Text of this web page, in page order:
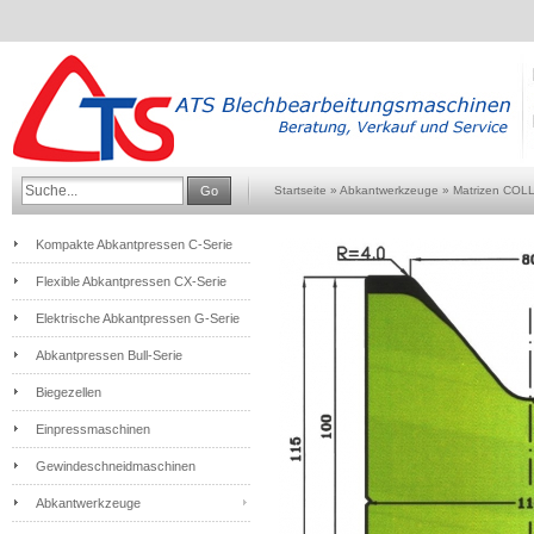
Go Startseite » Abkantwerkzeuge » Matrizen
Kompakte Abkantpressen C-Serie
Flexible Abkantpressen CX-Serie
Elektrische Abkantpressen G-Serie
Abkantpressen Bull-Serie
Biegezellen
Einpressmaschinen
Gewindeschneidmaschinen
Abkantwerkzeuge